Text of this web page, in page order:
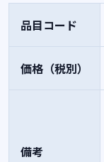
品目コード
価格（税別）
備考